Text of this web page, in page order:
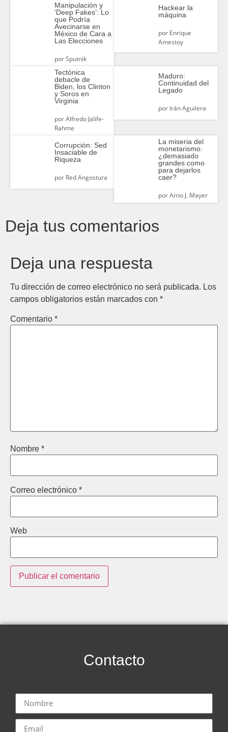
Manipulación y
‘Deep Fakes’: Lo
que Podría
Avecinarse en
México de Cara a
Las Elecciones
porSputnik
Hackear la
máquina
porEnrique
Amestoy
Tectónica
debacle de
Biden, los Clinton
y Soros en
Virginia
porAlfredo Jalife-
Rahme
Maduro:
Continuidad del
Legado
porIrán Aguilera
Corrupción: Sed
Insaciable de
Riqueza
porRed Angostura
La miseria del
monetarismo:
¿demasiado
grandes como
para dejarlos
caer?
porArno J. Mayer
Deja tus comentarios
Deja una respuesta
Tu dirección de correo electrónico no será publicada. Los
campos obligatorios están marcados con *
Comentario *
Nombre *
Correo electrónico *
Web
Contacto